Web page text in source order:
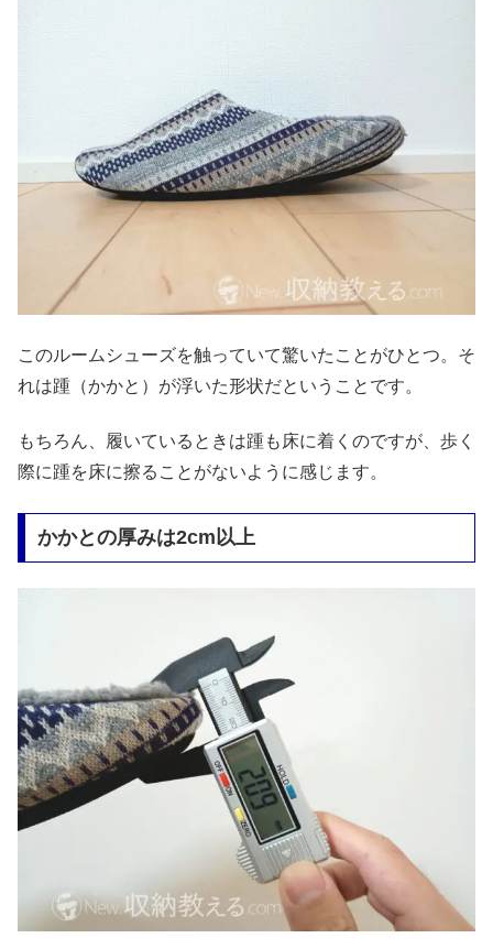
このルームシューズを触っていて驚いたことがひとつ。そ
れは踵（かかと）が浮いた形状だということです。
もちろん、履いているときは踵も床に着くのですが、歩く
際に踵を床に擦ることがないように感じます。
かかとの厚みは2cm以上